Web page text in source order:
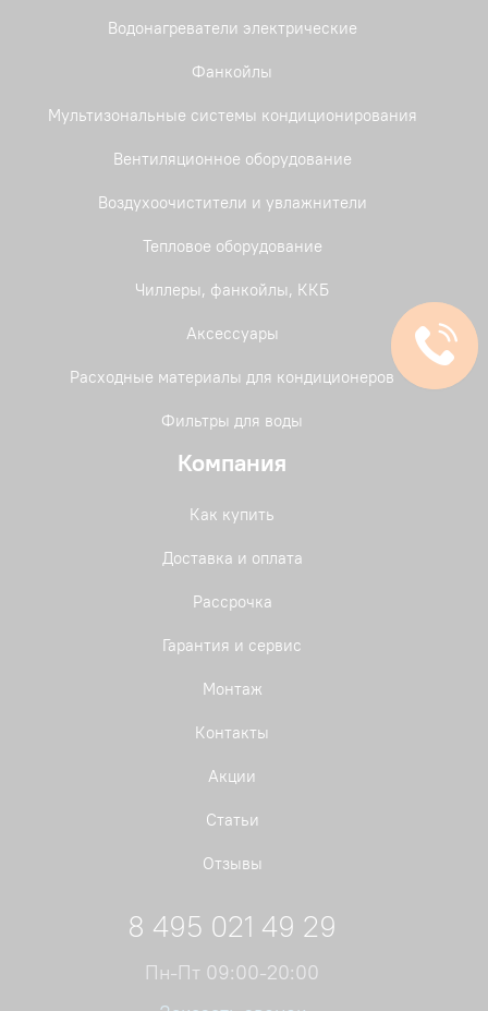
Водонагреватели электрические
Фанкойлы
Мультизональные системы кондиционирования
Вентиляционное оборудование
Воздухоочистители и увлажнители
Тепловое оборудование
Чиллеры, фанкойлы, ККБ
Аксессуары
Расходные материалы для кондиционеров
Фильтры для воды
Компания
Как купить
Доставка и оплата
Рассрочка
Гарантия и сервис
Монтаж
Контакты
Акции
Статьи
Отзывы
8 495 021 49 29
Пн-Пт 09:00-20:00